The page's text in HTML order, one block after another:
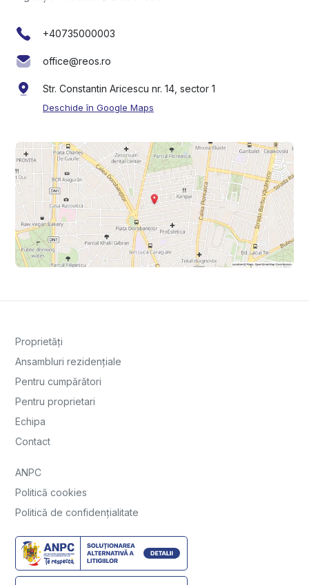
+40735000003
office@reos.ro
Str. Constantin Aricescu nr. 14, sector 1
Deschide în Google Maps
Proprietăți
Ansambluri rezidențiale
Pentru cumpărători
Pentru proprietari
Echipa
Contact
ANPC
Politică cookies
Politică de confidențialitate